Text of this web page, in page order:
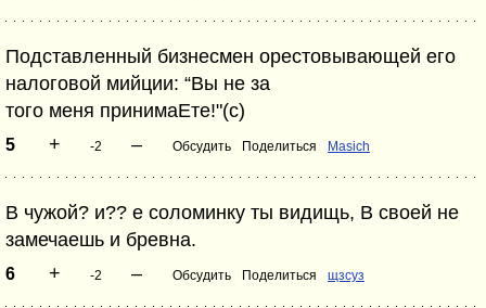
Подставленный бизнесмен орестовывающей его
налоговой мийции: “Вы не за
того меня принимаЕте!"(с)
5 + -2 – Обсудить Поделиться Masich
В чужой? и?? е соломинку ты видищь, В своей не
замечаешь и бревна.
6 + -2 – Обсудить Поделиться щзсуз